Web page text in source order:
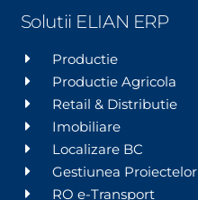
Solutii ELIAN ERP
Productie
Productie Agricola
Retail & Distributie
Imobiliare
Localizare BC
Gestiunea Proiectelor
RO e-Transport